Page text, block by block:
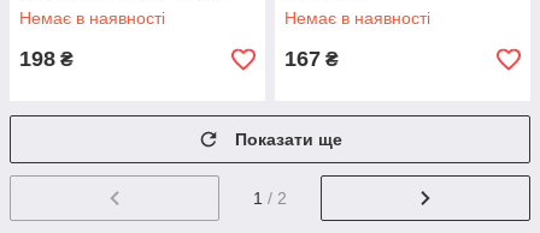
Немає в наявності
198 ₴
Немає в наявності
167 ₴
Показати ще
1 / 2